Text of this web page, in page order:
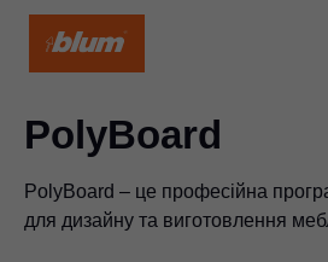
PolyBoard
PolyBoard – це професійна
для дизайну та виготовлення